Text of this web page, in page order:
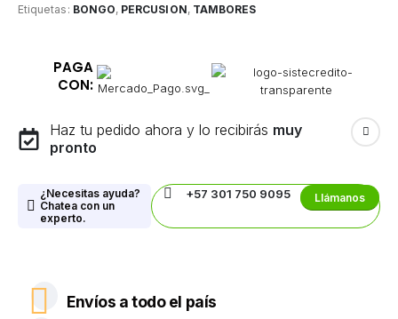
Etiquetas: BONGO, PERCUSION, TAMBORES
PAGA
CON:
Haz tu pedido ahora y lo recibirás muy
pronto
¿Necesitas ayuda?
Chatea con un
experto.
+57 301 750 9095 Llámanos
Envíos a todo el país